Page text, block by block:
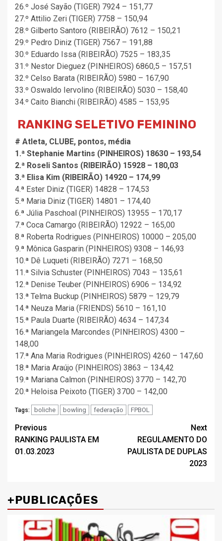
26.º José Sayão (TIGER) 7924 – 151,77
27.º Attilio Zeri (TIGER) 7758 – 150,94
28.º Gilberto Santoro (RIBEIRÃO) 7612 – 150,21
29.º Pedro Diniz (TIGER) 7567 – 191,88
30.º Eduardo Issa (RIBEIRÃO) 7525 – 183,35
31.º Nestor Dieguez (PINHEIROS) 6860,5 – 157,51
32.º Celso Barata (RIBEIRÃO) 5980 – 167,90
33.º Oswaldo Iervolino (RIBEIRÃO) 5030 – 158,40
34.º Caito Bianchi (RIBEIRÃO) 4585 – 153,95
RANKING SELETIVO FEMININO
# Atleta, CLUBE, pontos, média
1.ª Stephanie Martins (PINHEIROS) 18630 – 193,54
2.ª Roseli Santos (RIBEIRÃO) 15928 – 180,03
3.ª Elisa Kim (RIBEIRÃO) 14920 – 174,99
4.ª Ester Diniz (TIGER) 14828 – 174,53
5.ª Maria Diniz (TIGER) 14801 – 174,40
6.ª Júlia Paschoal (PINHEIROS) 13955 – 170,17
7.ª Coca Camargo (RIBEIRÃO) 12922 – 165,00
8.ª Roberta Rodrigues (PINHEIROS) 10000 – 205,00
9.ª Mônica Gasparin (PINHEIROS) 9308 – 146,93
10.ª Dê Luqueti (RIBEIRÃO) 7271 – 168,50
11.ª Silvia Schuster (PINHEIROS) 7043 – 135,61
12.ª Denise Teuber (PINHEIROS) 6906 – 134,92
13.ª Telma Buckup (PINHEIROS) 5879 – 129,79
14.ª Neuza Maria (FRIENDS) 5610 – 161,10
15.ª Paula Duarte (RIBEIRÃO) 4634 – 147,34
16.ª Mariangela Marcondes (PINHEIROS) 4300 –
148,00
17.ª Ana Maria Rodrigues (PINHEIROS) 4260 – 147,60
18.ª Maria Araújo (PINHEIROS) 3863 – 134,42
19.ª Mariana Calmon (PINHEIROS) 3770 – 142,70
20.ª Heloisa Peixoto (TIGER) 3700 – 142,00
Tags: boliche bowling federação FPBOL
Post
navigation
Previous
RANKING PAULISTA EM
01.03.2023
Next
REGULAMENTO DO
PAULISTA DE DUPLAS
2023
+PUBLICAÇÕES